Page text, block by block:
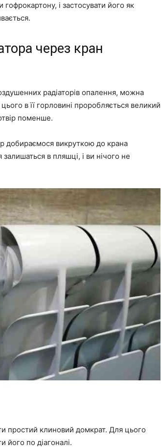
і застосувати його як
через кран
радіаторів опалення, можна
в її горловині проробляється великий
поменше.
добираємося викруткою до крана
залишаться в пляшці, і ви нічого не
простий клиновий домкрат. Для цього
його по діагоналі.